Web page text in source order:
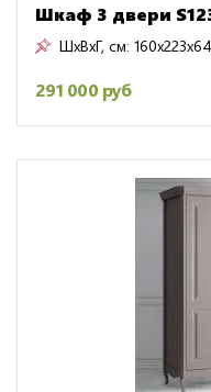
Шкаф 3 двери
ШxВxГ, см: 160x223x64
291 000 руб